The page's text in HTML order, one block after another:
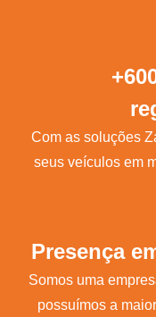
Com as soluções
seus veículos em
Presença
Somos uma
possuímos a